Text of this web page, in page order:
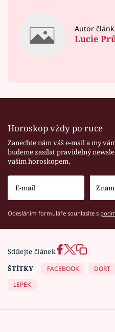
Autor
Lucie
Horoskop vždy po ruce
Zanechte nám váš e-mail a my
budeme zasílat pravidelný
vaším horoskopem.
Odesláním formuláře souhlasíte s
Sdílejte článek
ŠTÍTKY
FACEBOOK DORT
LEPEK